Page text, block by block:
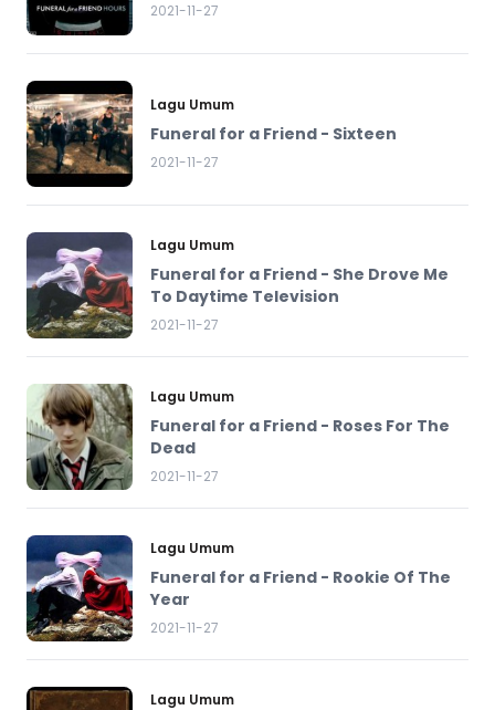
2021-11-27
Lagu Umum
Funeral for a Friend - Sixteen
2021-11-27
Lagu Umum
Funeral for a Friend - She Drove Me
To Daytime Television
2021-11-27
Lagu Umum
Funeral for a Friend - Roses For The
Dead
2021-11-27
Lagu Umum
Funeral for a Friend - Rookie Of The
Year
2021-11-27
Lagu Umum